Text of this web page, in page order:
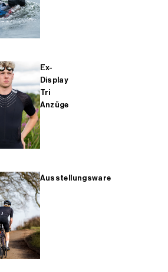
Ex-
Display
Tri
Anzüge
Ausstellungsware